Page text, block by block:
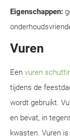
Eigenschappen:
Vuren
Een vuren
tijdens de
wordt gebruikt.
en bevat, in
kwasten. Vuren